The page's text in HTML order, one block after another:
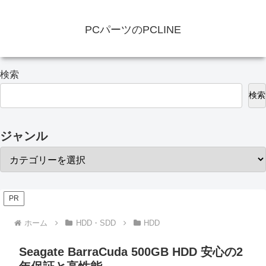
PCパーツのPCLINE
検索
検索
ジャンル
PR
ホーム HDD・SDD HDD
Seagate BarraCuda 500GB HDD 安心の2